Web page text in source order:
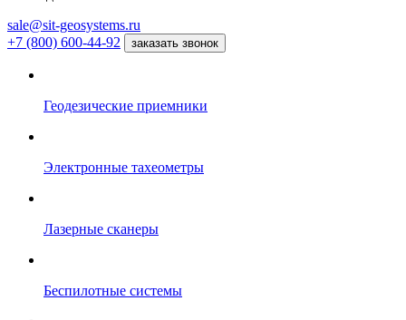
sale@sit-geosystems.ru
+7 (800) 600-44-92
заказать звонок
Геодезические приемники
Электронные тахеометры
Лазерные сканеры
Беспилотные системы